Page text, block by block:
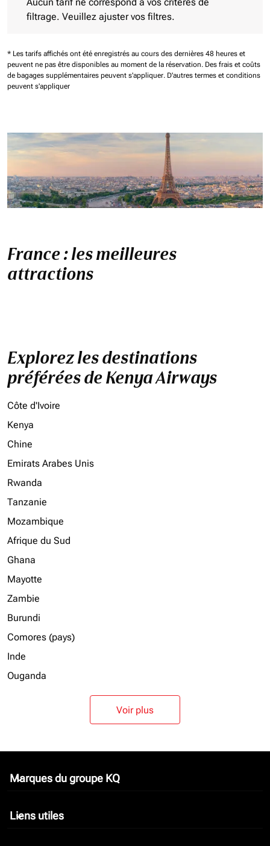
Aucun tarif ne correspond à vos critères de
filtrage. Veuillez ajuster vos filtres.
* Les tarifs affichés ont été enregistrés au cours des dernières 48 heures et
peuvent ne pas être disponibles au moment de la réservation. Des frais et coûts
de bagages supplémentaires peuvent s'appliquer. D'autres termes et conditions
peuvent s'appliquer
France : les meilleures
attractions
Explorez les destinations
préférées de Kenya Airways
Côte d'Ivoire
Kenya
Chine
Emirats Arabes Unis
Rwanda
Tanzanie
Mozambique
Afrique du Sud
Ghana
Mayotte
Zambie
Burundi
Comores (pays)
Inde
Ouganda
Voir plus
Marques du groupe KQ
keyboard_arrow_down
Liens utiles
keyboard_arrow_down